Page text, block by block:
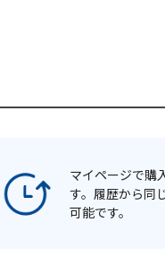
マイページで購
す。履歴から同
可能です。